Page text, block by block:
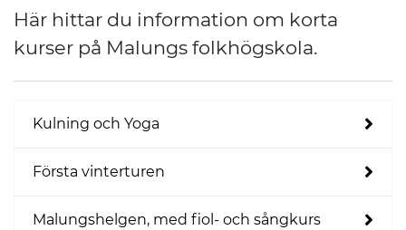
Här hittar du information om korta
kurser på Malungs folkhögskola.
Kulning och Yoga
Första vinterturen
Malungshelgen, med fiol- och sångkurs